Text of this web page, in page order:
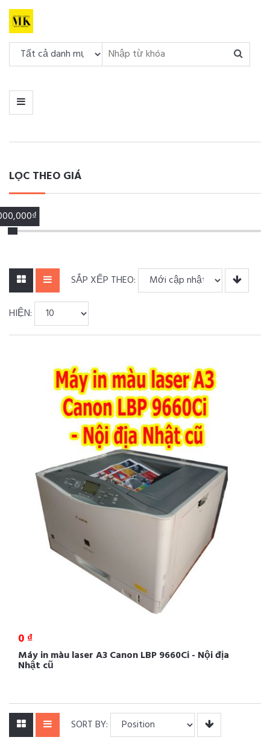
DANH
MỤC
MENU
LỌC THEO GIÁ
SẮP XẾP THEO:
HIỆN:
0 ₫
Máy in màu laser A3 Canon LBP 9660Ci - Nội địa
Nhật cũ
SORT BY: